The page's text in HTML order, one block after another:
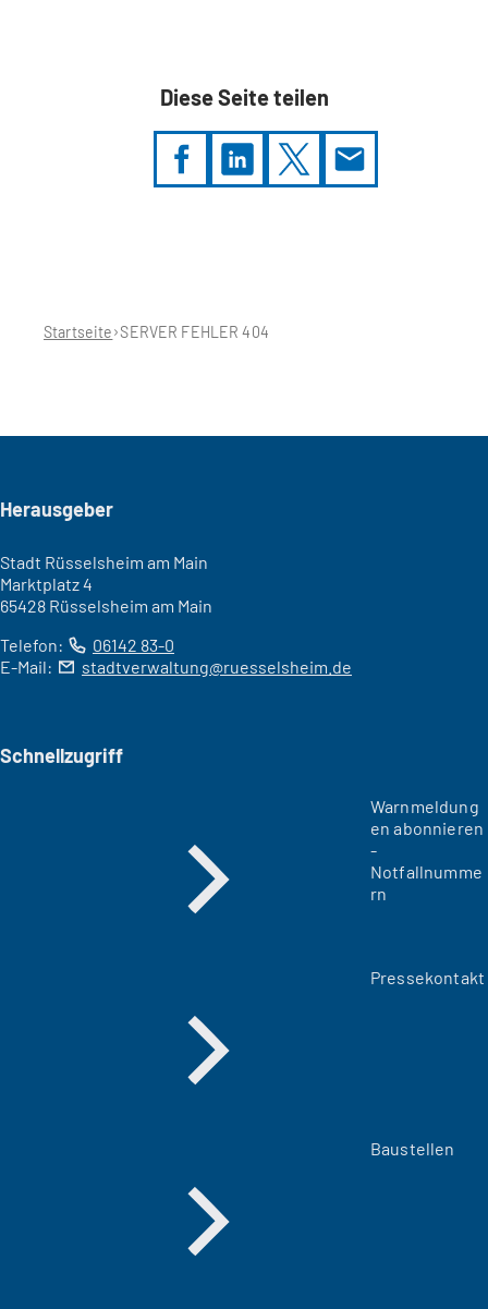
Diese Seite teilen
Startseite SERVER FEHLER 404
Seitenfuß
Herausgeber
Stadt Rüsselsheim am Main
Marktplatz 4
65428 Rüsselsheim am Main
Telefon:
06142 83-0
E-Mail:
stadtverwaltung ruesselsheim de
Schnellzugriff
Warnmeldung
en abonnieren
-
Notfallnumme
rn
Pressekontakt
Baustellen